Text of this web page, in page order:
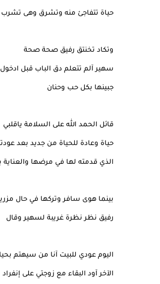
حياة تتفاجئ منه وتشرق وهى تشرب
وتكاد تخنتق رفيق صحة صحة
سهير آلم تتعلم دق الباب قبل
جبينها بكل حب وحنان
قائل الحمد الله على السلامة ياقلبي
حياة وعادة للحياة من جديد بعد
الذي قدمته لها في مرضها والعناية
بينما هوى سافر وتركها في حال
رفيق نظر نظرة غريبة لسهير وقال
اليوم عودي للبيت آنا من سيهتم
الآخر آود البقاء مع زوجتي على إنفراد